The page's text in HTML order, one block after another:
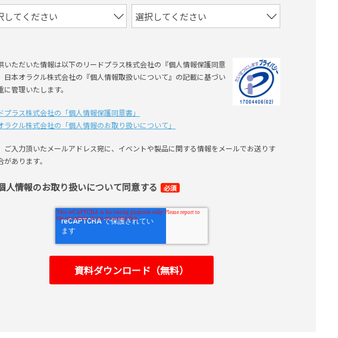
いただいた情報は以下のリードプラス株式会社の『個人情報保護同意
日本オラクル株式会社の『個人情報取扱いについて』の記載に基づい
に管理いたします。
プラス株式会社の「個⼈情報保護同意書」
ラクル株式会社の「個⼈情報のお取り扱いについて」
ご⼊⼒頂いたメールアドレス宛に、イベントや製品に関する情報をメールでお送りす
があります。
⼈情報のお取り扱いについて同意する 必須